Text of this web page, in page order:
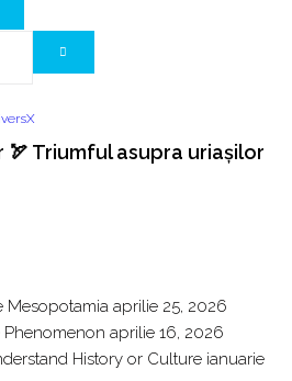
Triumful asupra uriașilor
Mesopotamia aprilie 25, 2026
aprilie 16, 2026
History or Culture ianuarie